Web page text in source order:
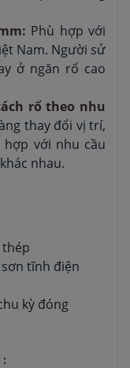
Phù hợp với
Nam. Người sử
ở ngăn rổ cao
rổ theo nhu
thay đổi vị trí,
hợp với nhu cầu
nhau.
thép
tĩnh điện
kỳ đóng